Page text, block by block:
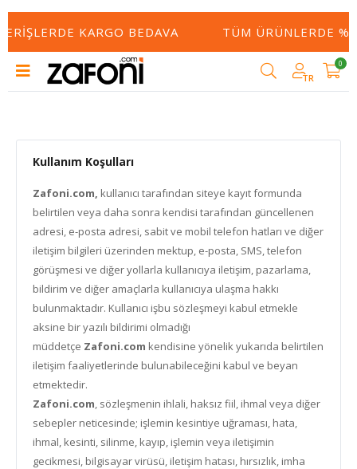
KARGO BEDAVA TÜM ÜRÜNLERDE
TR
0
Kullanım Koşulları
Zafoni.com, kullanıcı tarafından siteye kayıt formunda
belirtilen veya daha sonra kendisi tarafından güncellenen
adresi, e-posta adresi, sabit ve mobil telefon hatları ve diğer
iletişim bilgileri üzerinden mektup, e-posta, SMS, telefon
görüşmesi ve diğer yollarla kullanıcıya iletişim, pazarlama,
bildirim ve diğer amaçlarla kullanıcıya ulaşma hakkı
bulunmaktadır. Kullanıcı işbu sözleşmeyi kabul etmekle
aksine bir yazılı bildirimi olmadığı
müddetçe Zafoni.com kendisine yönelik yukarıda belirtilen
iletişim faaliyetlerinde bulunabileceğini kabul ve beyan
etmektedir.
Zafoni.com, sözleşmenin ihlali, haksız fiil, ihmal veya diğer
sebepler neticesinde; işlemin kesintiye uğraması, hata,
ihmal, kesinti, silinme, kayıp, işlemin veya iletişimin
gecikmesi, bilgisayar virüsü, iletişim hatası, hırsızlık, imha